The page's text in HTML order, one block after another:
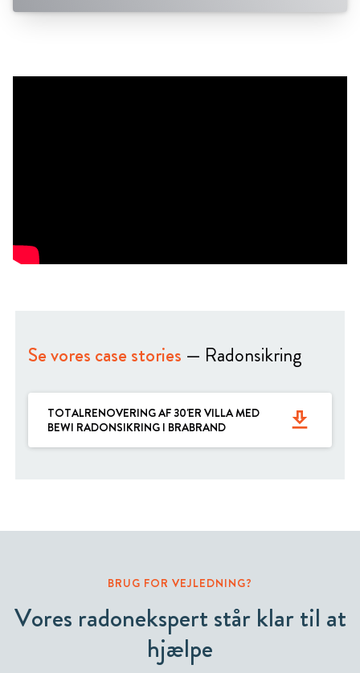
Se vores case stories — Radonsikring
TOTALRENOVERING AF 30'ER VILLA MED
BEWI RADONSIKRING I BRABRAND
get_app
BRUG FOR VEJLEDNING?
Vores radonekspert står klar til at
hjælpe